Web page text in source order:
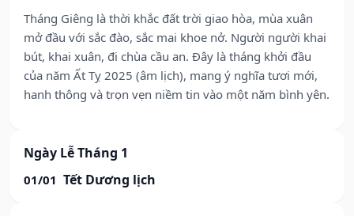
Tháng Giêng là thời khắc đất trời giao hòa, mùa xuân
mở đầu với sắc đào, sắc mai khoe nở. Người người khai
bút, khai xuân, đi chùa cầu an. Đây là tháng khởi đầu
của năm Ất Tỵ 2025 (âm lịch), mang ý nghĩa tươi mới,
hanh thông và trọn vẹn niềm tin vào một năm bình yên.
Ngày Lễ Tháng 1
01/01 Tết Dương lịch